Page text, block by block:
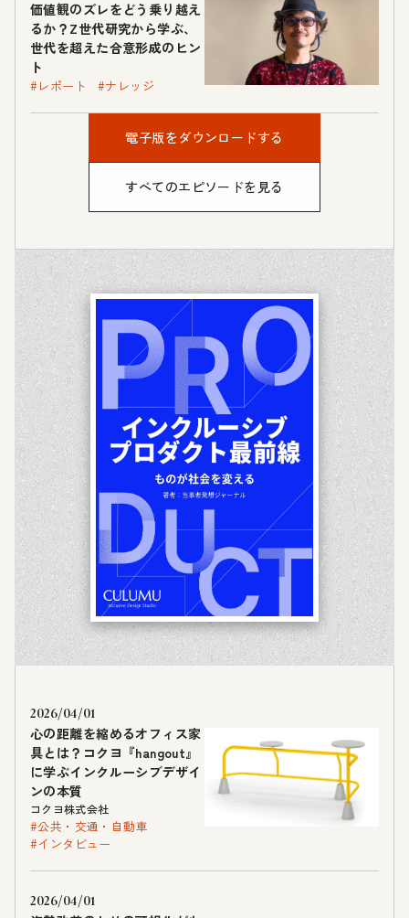
価値観のズレをどう乗り越え
るか？Z世代研究から学ぶ、
世代を超えた合意形成のヒン
ト
#レポート #ナレッジ
電子版をダウンロードする
すべてのエピソードを見る
2026/04/01
心の距離を縮めるオフィス家
具とは？コクヨ『hangout』
に学ぶインクルーシブデザイ
ンの本質
コクヨ株式会社
#公共・交通・自動車
#インタビュー
2026/04/01